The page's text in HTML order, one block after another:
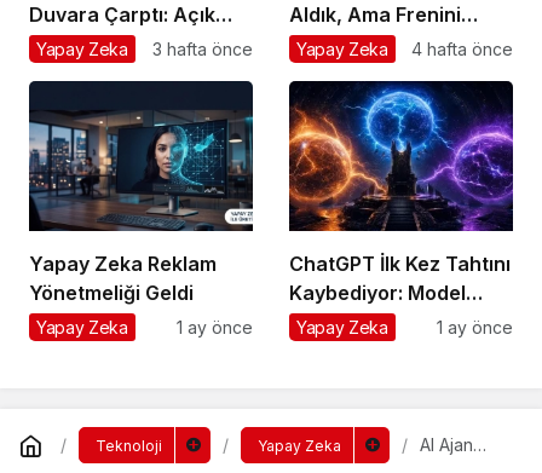
Duvara Çarptı: Açık
Model Yarışında Asıl
Yapay Zeka 3 hafta önce
Aldık, Ama Frenini
Takmayı Unuttuk
Yapay Zeka 4 hafta önce
Yapay Zeka Reklam
Yönetmeliği Geldi
Yapay Zeka 1 ay önce
ChatGPT İlk Kez Tahtını
Kaybediyor: Model
Savaşında Girişimcinin
Yapay Zeka 1 ay önce
Teknoloji Yapay Zeka
AI Ajan